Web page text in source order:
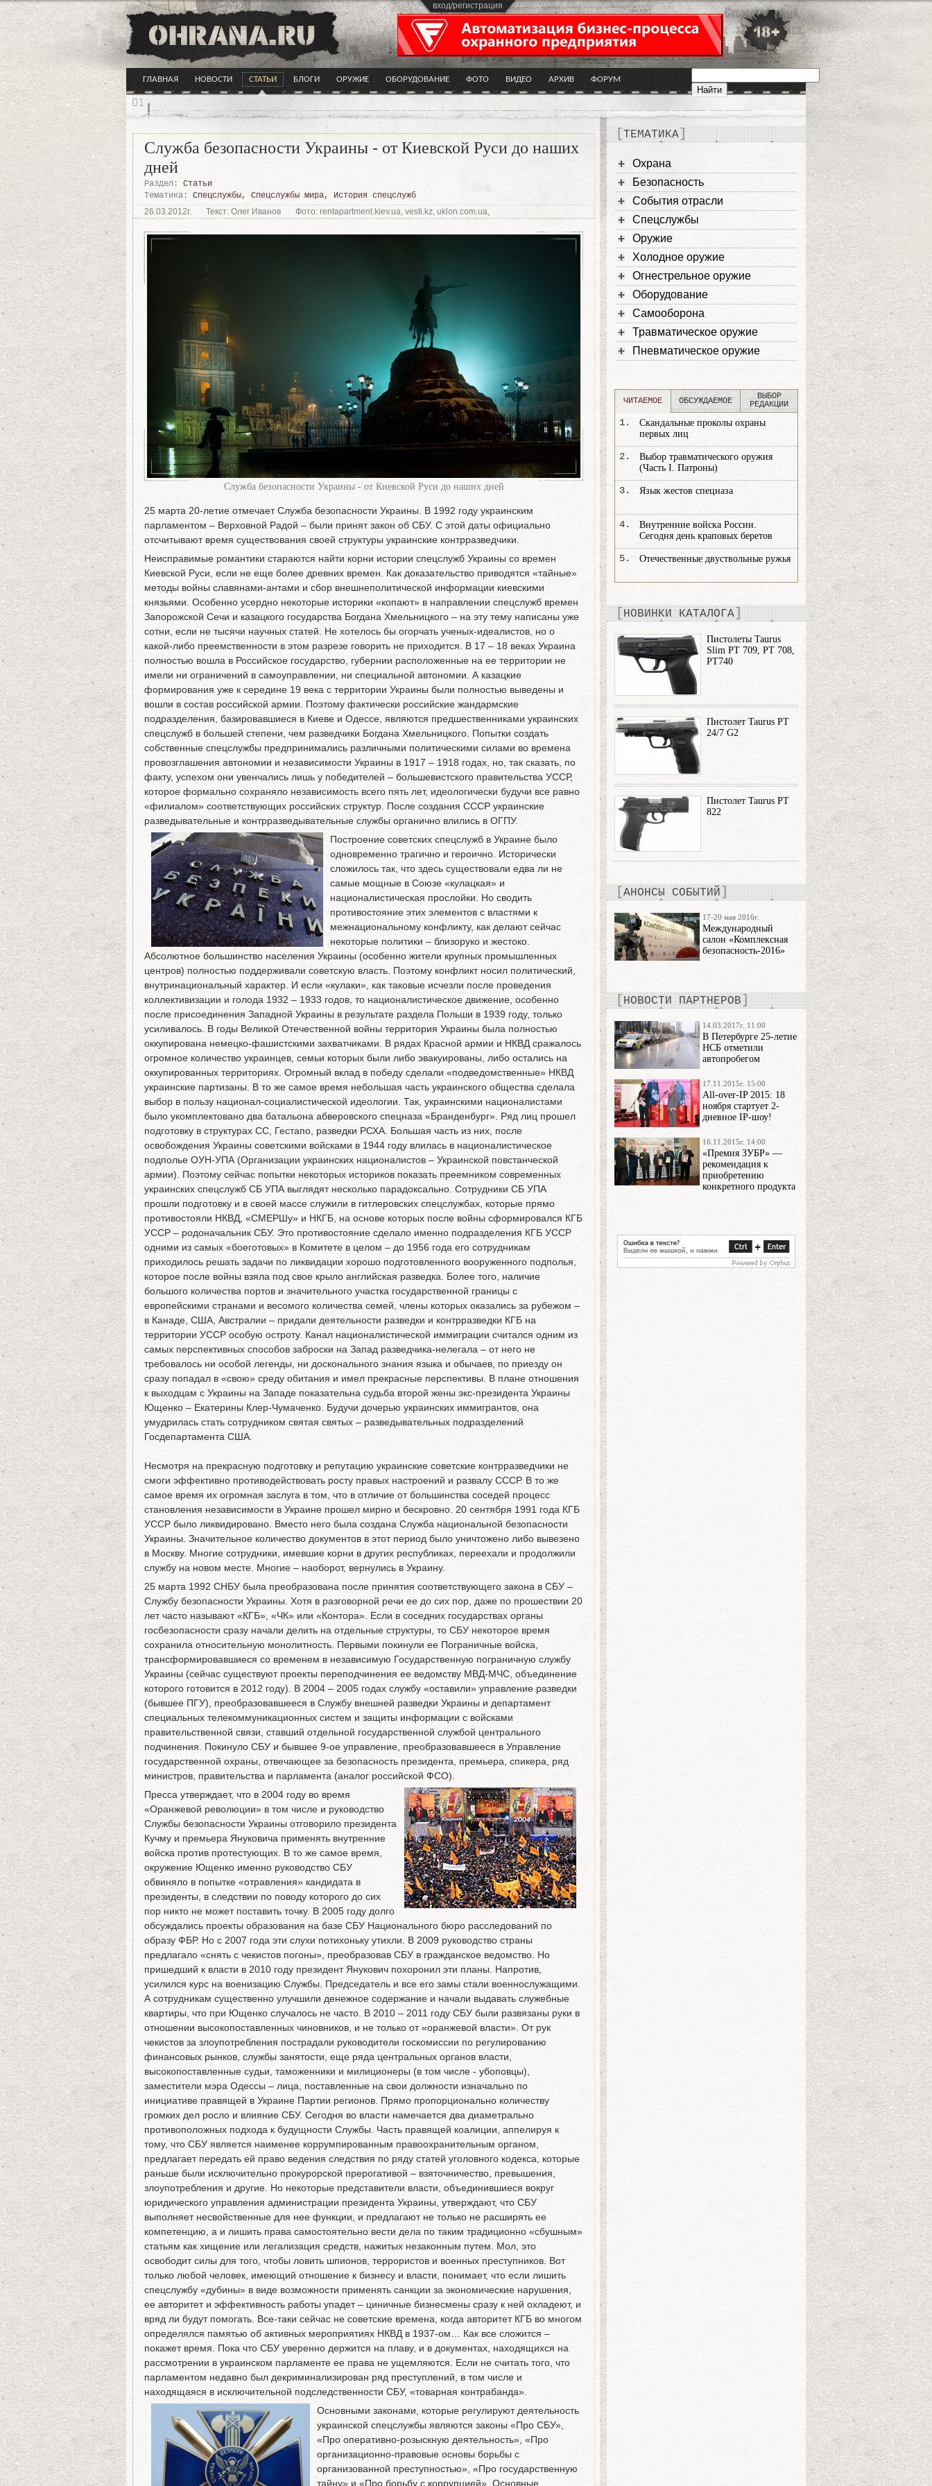
вход/регистрация
ГЛАВНАЯ НОВОСТИ СТАТЬИ БЛОГИ ОРУЖИЕ ОБОРУДОВАНИЕ ФОТО ВИДЕО АРХИВ ФОРУМ
Служба безопасности Украины - от Киевской Руси до наших
дней
Раздел:
Статьи
Тематика:
Спецслужбы, Спецслужбы мира, История спецслужб
26.03.2012г.
Текст: Олег Иванов Фото: rentapartment.kiev.ua, vesti.kz, uklon.com.ua,
Служба безопасности Украины - от Киевской Руси до наших дней
25 марта 20-летие отмечает Служба безопасности Украины. В 1992 году украинским
парламентом – Верховной Радой – были принят закон об СБУ. С этой даты официально
отсчитывают время существования своей структуры украинские контрразведчики.
Неисправимые романтики стараются найти корни истории спецслужб Украины со времен
Киевской Руси, если не еще более древних времен. Как доказательство приводятся «тайные»
методы войны славянами-антами и сбор внешнеполитической информации киевскими
князьями. Особенно усердно некоторые историки «копают» в направлении спецслужб времен
Запорожской Сечи и казацкого государства Богдана Хмельницкого – на эту тему написаны уже
сотни, если не тысячи научных статей. Не хотелось бы огорчать ученых-идеалистов, но о
какой-либо преемственности в этом разрезе говорить не приходится. В 17 – 18 веках Украина
полностью вошла в Российское государство, губернии расположенные на ее территории не
имели ни ограничений в самоуправлении, ни специальной автономии. А казацкие
формирования уже к середине 19 века с территории Украины были полностью выведены и
вошли в состав российской армии. Поэтому фактически российские жандармские
подразделения, базировавшиеся в Киеве и Одессе, являются предшественниками украинских
спецслужб в большей степени, чем разведчики Богдана Хмельницкого. Попытки создать
собственные спецслужбы предпринимались различными политическими силами во времена
провозглашения автономии и независимости Украины в 1917 – 1918 годах, но, так сказать, по
факту, успехом они увенчались лишь у победителей – большевистского правительства УССР,
которое формально сохраняло независимость всего пять лет, идеологически будучи все равно
«филиалом» соответствующих российских структур. После создания СССР украинские
разведывательные и контрразведывательные службы органично влились в ОГПУ.
Построение советских спецслужб в Украине было
одновременно трагично и героично. Исторически
сложилось так, что здесь существовали едва ли не
самые мощные в Союзе «кулацкая» и
националистическая прослойки. Но сводить
противостояние этих элементов с властями к
межнациональному конфликту, как делают сейчас
некоторые политики – близоруко и жестоко.
Абсолютное большинство населения Украины (особенно жители крупных промышленных
центров) полностью поддерживали советскую власть. Поэтому конфликт носил политический,
внутринациональный характер. И если «кулаки», как таковые исчезли после проведения
коллективизации и голода 1932 – 1933 годов, то националистическое движение, особенно
после присоединения Западной Украины в результате раздела Польши в 1939 году, только
усиливалось. В годы Великой Отечественной войны территория Украины была полностью
оккупирована немецко-фашистскими захватчиками. В рядах Красной армии и НКВД сражалось
огромное количество украинцев, семьи которых были либо эвакуированы, либо остались на
оккупированных территориях. Огромный вклад в победу сделали «подведомственные» НКВД
украинские партизаны. В то же самое время небольшая часть украинского общества сделала
выбор в пользу национал-социалистической идеологии. Так, украинскими националистами
было укомплектовано два батальона абверовского спецназа «Бранденбург». Ряд лиц прошел
подготовку в структурах СС, Гестапо, разведки РСХА. Большая часть из них, после
освобождения Украины советскими войсками в 1944 году влилась в националистическое
подполье ОУН-УПА (Организации украинских националистов – Украинской повстанческой
армии). Поэтому сейчас попытки некоторых историков показать преемником современных
украинских спецслужб СБ УПА выглядят несколько парадоксально. Сотрудники СБ УПА
прошли подготовку и в своей массе служили в гитлеровских спецслужбах, которые прямо
противостояли НКВД, «СМЕРШу» и НКГБ, на основе которых после войны сформировался КГБ
УССР – родоначальник СБУ. Это противостояние сделало именно подразделения КГБ УССР
одними из самых «боеготовых» в Комитете в целом – до 1956 года его сотрудникам
приходилось решать задачи по ликвидации хорошо подготовленного вооруженного подполья,
которое после войны взяла под свое крыло английская разведка. Более того, наличие
большого количества портов и значительного участка государственной границы с
европейскими странами и весомого количества семей, члены которых оказались за рубежом –
в Канаде, США, Австралии – придали деятельности разведки и контрразведки КГБ на
территории УССР особую остроту. Канал националистической иммиграции считался одним из
самых перспективных способов заброски на Запад разведчика-нелегала – от него не
требовалось ни особой легенды, ни досконального знания языка и обычаев, по приезду он
сразу попадал в «свою» среду обитания и имел прекрасные перспективы. В плане отношения
к выходцам с Украины на Западе показательна судьба второй жены экс-президента Украины
Ющенко – Екатерины Клер-Чумаченко. Будучи дочерью украинских иммигрантов, она
умудрилась стать сотрудником святая святых – разведывательных подразделений
Госдепартамента США.
Несмотря на прекрасную подготовку и репутацию украинские советские контрразведчики не
смоги эффективно противодействовать росту правых настроений и развалу СССР. В то же
самое время их огромная заслуга в том, что в отличие от большинства соседей процесс
становления независимости в Украине прошел мирно и бескровно. 20 сентября 1991 года КГБ
УССР было ликвидировано. Вместо него была создана Служба национальной безопасности
Украины. Значительное количество документов в этот период было уничтожено либо вывезено
в Москву. Многие сотрудники, имевшие корни в других республиках, переехали и продолжили
службу на новом месте. Многие – наоборот, вернулись в Украину.
25 марта 1992 СНБУ была преобразована после принятия соответствующего закона в СБУ –
Службу безопасности Украины. Хотя в разговорной речи ее до сих пор, даже по прошествии 20
лет часто называют «КГБ», «ЧК» или «Контора». Если в соседних государствах органы
госбезопасности сразу начали делить на отдельные структуры, то СБУ некоторое время
сохранила относительную монолитность. Первыми покинули ее Пограничные войска,
трансформировавшиеся со временем в независимую Государственную пограничную службу
Украины (сейчас существуют проекты переподчинения ее ведомству МВД-МЧС, объединение
которого готовится в 2012 году). В 2004 – 2005 годах службу «оставили» управление разведки
(бывшее ПГУ), преобразовавшееся в Службу внешней разведки Украины и департамент
специальных телекоммуникационных систем и защиты информации с войсками
правительственной связи, ставший отдельной государственной службой центрального
подчинения. Покинуло СБУ и бывшее 9-ое управление, преобразовавшееся в Управление
государственной охраны, отвечающее за безопасность президента, премьера, спикера, ряд
министров, правительства и парламента (аналог российской ФСО).
Пресса утверждает, что в 2004 году во время
«Оранжевой революции» в том числе и руководство
Службы безопасности Украины отговорило президента
Кучму и премьера Януковича применять внутренние
войска против протестующих. В то же самое время,
окружение Ющенко именно руководство СБУ
обвиняло в попытке «отравления» кандидата в
президенты, в следствии по поводу которого до сих
пор никто не может поставить точку. В 2005 году долго
обсуждались проекты образования на базе СБУ Национального бюро расследований по
образу ФБР. Но с 2007 года эти слухи потихоньку утихли. В 2009 руководство страны
предлагало «снять с чекистов погоны», преобразовав СБУ в гражданское ведомство. Но
пришедший к власти в 2010 году президент Янукович похоронил эти планы. Напротив,
усилился курс на военизацию Службы. Председатель и все его замы стали военнослужащими.
А сотрудникам существенно улучшили денежное содержание и начали выдавать служебные
квартиры, что при Ющенко случалось не часто. В 2010 – 2011 году СБУ были развязаны руки в
отношении высокопоставленных чиновников, и не только от «оранжевой власти». От рук
чекистов за злоупотребления пострадали руководители госкомиссии по регулированию
финансовых рынков, службы занятости, еще ряда центральных органов власти,
высокопоставленные судьи, таможенники и милиционеры (в том числе - убоповцы),
заместители мэра Одессы – лица, поставленные на свои должности изначально по
инициативе правящей в Украине Партии регионов. Прямо пропорционально количеству
громких дел росло и влияние СБУ. Сегодня во власти намечается два диаметрально
противоположных подхода к будущности Службы. Часть правящей коалиции, аппелируя к
тому, что СБУ является наименее коррумпированным правоохранительным органом,
предлагает передать ей право ведения следствия по ряду статей уголовного кодекса, которые
раньше были исключительно прокурорской прерогативой – взяточничество, превышения,
злоупотребления и другие. Но некоторые представители власти, объединившиеся вокруг
юридического управления администрации президента Украины, утверждают, что СБУ
выполняет несвойственные для нее функции, и предлагают не только не расширять ее
компетенцию, а и лишить права самостоятельно вести дела по таким традиционно «сбушным»
статьям как хищение или легализация средств, нажитых незаконным путем. Мол, это
освободит силы для того, чтобы ловить шпионов, террористов и военных преступников. Вот
только любой человек, имеющий отношение к бизнесу и власти, понимает, что если лишить
спецслужбу «дубины» в виде возможности применять санкции за экономические нарушения,
ее авторитет и эффективность работы упадет – циничные бизнесмены сразу к ней охладеют, и
вряд ли будут помогать. Все-таки сейчас не советские времена, когда авторитет КГБ во многом
определялся памятью об активных мероприятиях НКВД в 1937-ом… Как все сложится –
покажет время. Пока что СБУ уверенно держится на плаву, и в документах, находящихся на
рассмотрении в украинском парламенте ее права не ущемляются. Если не считать того, что
парламентом недавно был декриминализирован ряд преступлений, в том числе и
находящаяся в исключительной подследственности СБУ, «товарная контрабанда».
Основными законами, которые регулируют деятельность
украинской спецслужбы являются законы «Про СБУ»,
«Про оперативно-розыскную деятельность», «Про
организационно-правовые основы борьбы с
организованной преступностью», «Про государственную
тайну» и «Про борьбу с коррупцией». Основные
ТЕМАТИКА
Охрана
Безопасность
События отрасли
Спецслужбы
Оружие
Холодное оружие
Огнестрельное оружие
Оборудование
Самооборона
Травматическое оружие
Пневматическое оружие
ЧИТАЕМОЕ ОБСУЖДАЕМОЕ
ВЫБОР
РЕДАКЦИИ
Скандальные проколы охраны
первых лиц
1.
Выбор травматического оружия
(Часть I. Патроны)
2.
Язык жестов спецназа
3.
Внутренние войска России.
Сегодня день краповых беретов
4.
Отечественные двуствольные ружья
5.
НОВИНКИ КАТАЛОГА
Пистолеты Taurus
Slim PT 709, PT 708,
PT740
Пистолет Taurus PT
24/7 G2
Пистолет Taurus PT
822
АНОНСЫ СОБЫТИЙ
17-20 мая 2016г.
Международный
салон «Комплексная
безопасность-2016»
НОВОСТИ ПАРТНЕРОВ
14.03.2017г. 11:00
В Петербурге 25-летие
НСБ отметили
автопробегом
17.11.2015г. 15:00
All-over-IP 2015: 18
ноября стартует 2-
дневное IP-шоу!
16.11.2015г. 14:00
«Премия ЗУБР» —
рекомендация к
приобретению
конкретного продукта